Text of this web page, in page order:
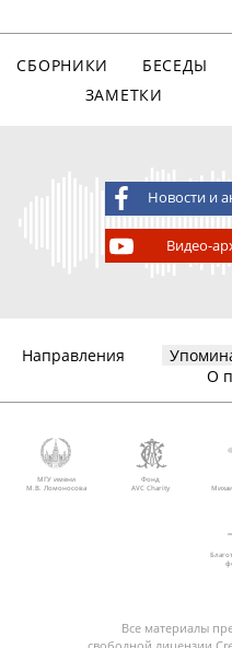
СБОРНИКИ БЕСЕДЫ
ЗАМЕТКИ
Новости и
Видео-
Направления
О
МГУ имени
М.В. Ломоносова
Фонд
AVC Charity
Все материалы